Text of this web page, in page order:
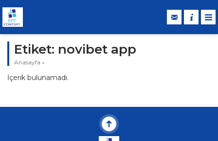
Etiket: novibet app
Anasayfa »
İçerik bulunamadı.